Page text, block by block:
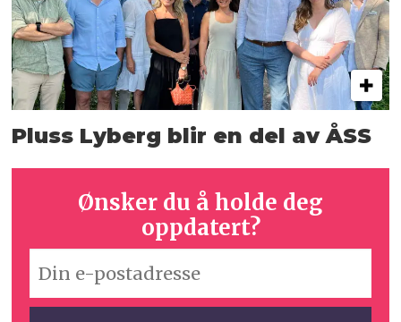
Pluss Lyberg blir en del av ÅSS
Ønsker du å holde deg
oppdatert?